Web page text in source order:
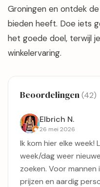
Groningen en ontdek
bieden heeft. Doe iets
het goede doel, terwijl
winkelervaring.
Beoordelingen(42)
Elbrich N.
26 mei 2026
Ik kom hier elke week!
week/dag weer
zoeken. Voor mannen
prijzen en aardig